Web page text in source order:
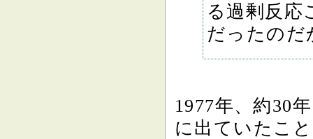
る過剰反応
だったのだ
1977年、約30
に出ていたこ